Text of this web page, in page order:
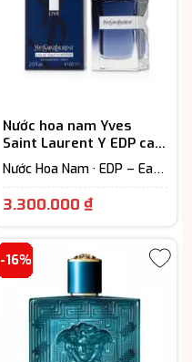
Nước hoa nam Yves
Saint Laurent Y EDP cao
cấp
Nước Hoa Nam · EDP – Eau
7-12h)
3.300.000 ₫Khoảng
từ
3.300.000
đến
4.300.000
-16%